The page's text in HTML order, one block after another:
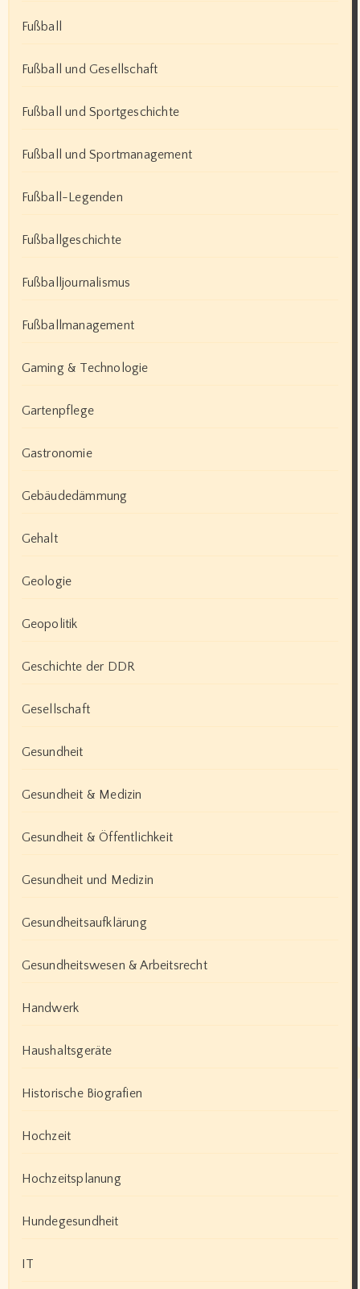
Fußball
Fußball und Gesellschaft
Fußball und Sportgeschichte
Fußball und Sportmanagement
Fußball-Legenden
Fußballgeschichte
Fußballjournalismus
Fußballmanagement
Gaming & Technologie
Gartenpflege
Gastronomie
Gebäudedämmung
Gehalt
Geologie
Geopolitik
Geschichte der DDR
Gesellschaft
Gesundheit
Gesundheit & Medizin
Gesundheit & Öffentlichkeit
Gesundheit und Medizin
Gesundheitsaufklärung
Gesundheitswesen & Arbeitsrecht
Handwerk
Haushaltsgeräte
Historische Biografien
Hochzeit
Hochzeitsplanung
Hundegesundheit
IT